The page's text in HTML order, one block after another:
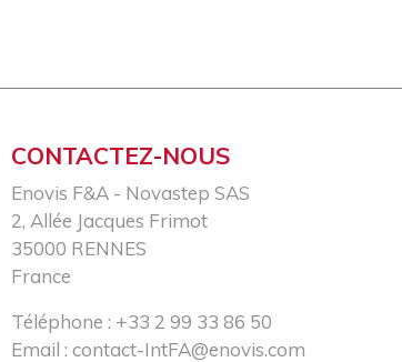
CONTACTEZ-NOUS
Enovis F&A - Novastep SAS​
2, Allée Jacques Frimot​
35000 RENNES​
France
Téléphone : +33 2 99 33 86 50​
Email : contact-IntFA@enovis.com